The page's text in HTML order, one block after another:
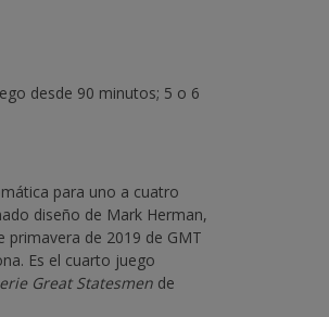
desde 90 minutos; 5 o 6
para uno a cuatro
diseño de Mark Herman,
primavera de 2019 de GMT
Es el cuarto juego
Great Statesmende